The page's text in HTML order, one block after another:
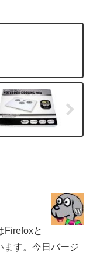
Firefoxと
ます。今日バージ